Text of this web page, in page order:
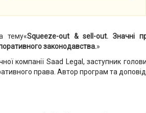
тему«Squeeze-out & sell-out. Значні
законодавства.»
компанії Saad Legal, заступник
права. Автор програм та